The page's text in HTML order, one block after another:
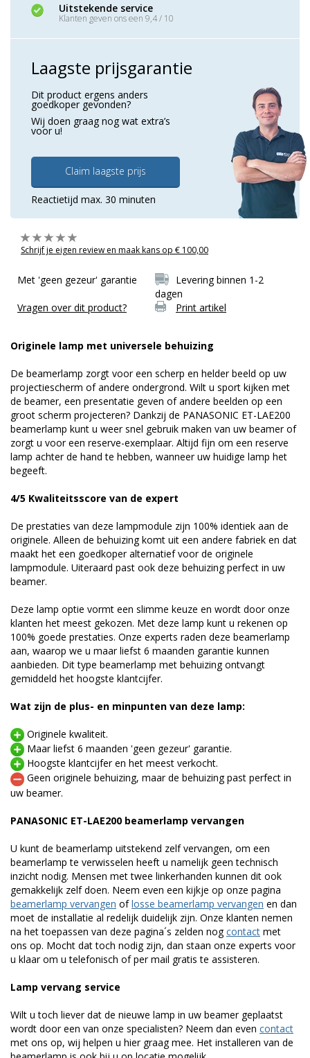
Uitstekende service
Klanten geven ons een 9,4 / 10
Laagste prijsgarantie
Dit product ergens anders
goedkoper gevonden?
Wij doen graag nog wat extra’s
voor u!
Claim laagste prijs
Reactietijd max. 30 minuten
Schrijf je eigen review en maak kans op € 100,00
Met 'geen gezeur' garantie
Levering binnen 1-2
dagen
Vragen over dit product?
Print artikel
Originele lamp met universele behuizing
De beamerlamp zorgt voor een scherp en helder beeld op uw
projectiescherm of andere ondergrond. Wilt u sport kijken met
de beamer, een presentatie geven of andere beelden op een
groot scherm projecteren? Dankzij de PANASONIC ET-LAE200
beamerlamp kunt u weer snel gebruik maken van uw beamer of
zorgt u voor een reserve-exemplaar. Altijd fijn om een reserve
lamp achter de hand te hebben, wanneer uw huidige lamp het
begeeft.
4/5 Kwaliteitsscore van de expert
De prestaties van deze lampmodule zijn 100% identiek aan de
originele. Alleen de behuizing komt uit een andere fabriek en dat
maakt het een goedkoper alternatief voor de originele
lampmodule. Uiteraard past ook deze behuizing perfect in uw
beamer.
Deze lamp optie vormt een slimme keuze en wordt door onze
klanten het meest gekozen. Met deze lamp kunt u rekenen op
100% goede prestaties. Onze experts raden deze beamerlamp
aan, waarop we u maar liefst 6 maanden garantie kunnen
aanbieden. Dit type beamerlamp met behuizing ontvangt
gemiddeld het hoogste klantcijfer.
Wat zijn de plus- en minpunten van deze lamp:
Originele kwaliteit.
Maar liefst 6 maanden 'geen gezeur' garantie.
Hoogste klantcijfer en het meest verkocht.
Geen originele behuizing, maar de behuizing past perfect in
uw beamer.
PANASONIC ET-LAE200 beamerlamp vervangen
U kunt de beamerlamp uitstekend zelf vervangen, om een
beamerlamp te verwisselen heeft u namelijk geen technisch
inzicht nodig. Mensen met twee linkerhanden kunnen dit ook
gemakkelijk zelf doen. Neem even een kijkje op onze pagina
beamerlamp vervangen oflosse beamerlamp vervangen en dan
moet de installatie al redelijk duidelijk zijn. Onze klanten nemen
na het toepassen van deze pagina´s zelden nogcontact met
ons op. Mocht dat toch nodig zijn, dan staan onze experts voor
u klaar om u telefonisch of per mail gratis te assisteren.
Lamp vervang service
Wilt u toch liever dat de nieuwe lamp in uw beamer geplaatst
wordt door een van onze specialisten? Neem dan even contact
met ons op, wij helpen u hier graag mee. Het installeren van de